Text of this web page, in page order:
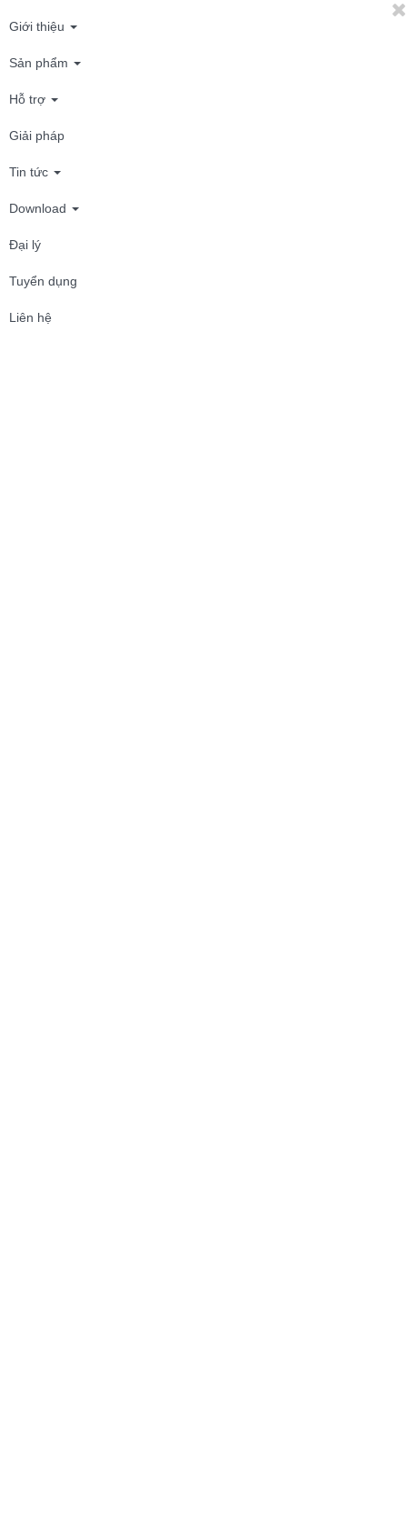
Giới thiệu
Sản phẩm
Hỗ trợ
Giải pháp
Tin tức
Download
Đại lý
Tuyển dụng
Liên hệ